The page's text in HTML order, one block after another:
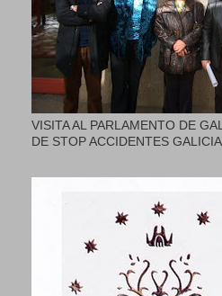
VISITA AL PARLAMENTO DE
DE STOP ACCIDENTES GALICIA